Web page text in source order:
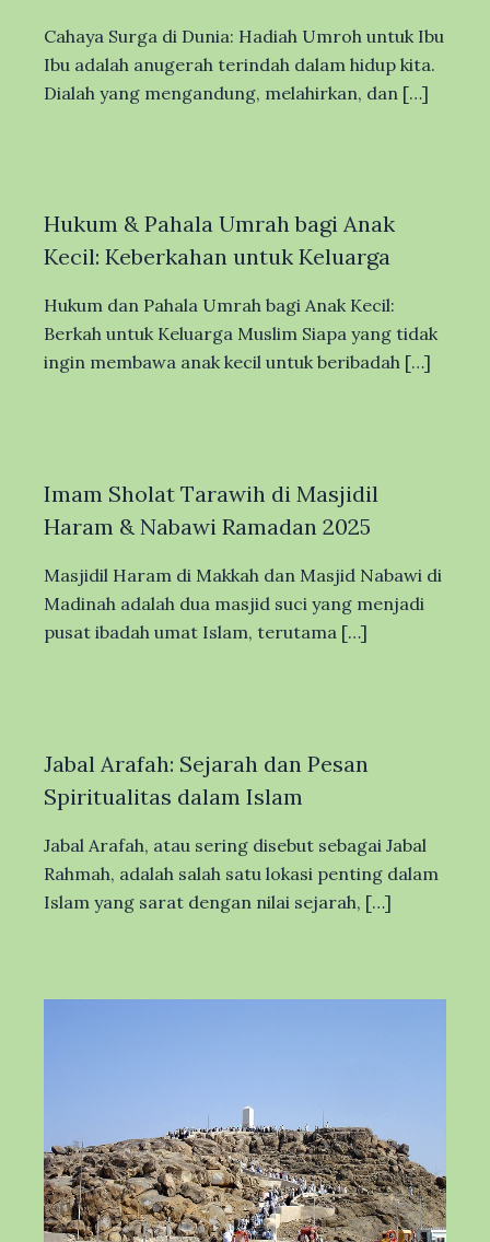
Cahaya Surga di Dunia: Hadiah Umroh untuk Ibu
Ibu adalah anugerah terindah dalam hidup kita.
Dialah yang mengandung, melahirkan, dan […]
Hukum & Pahala Umrah bagi Anak
Kecil: Keberkahan untuk Keluarga
Hukum dan Pahala Umrah bagi Anak Kecil:
Berkah untuk Keluarga Muslim Siapa yang tidak
ingin membawa anak kecil untuk beribadah […]
Imam Sholat Tarawih di Masjidil
Haram & Nabawi Ramadan 2025
Masjidil Haram di Makkah dan Masjid Nabawi di
Madinah adalah dua masjid suci yang menjadi
pusat ibadah umat Islam, terutama […]
Jabal Arafah: Sejarah dan Pesan
Spiritualitas dalam Islam
Jabal Arafah, atau sering disebut sebagai Jabal
Rahmah, adalah salah satu lokasi penting dalam
Islam yang sarat dengan nilai sejarah, […]